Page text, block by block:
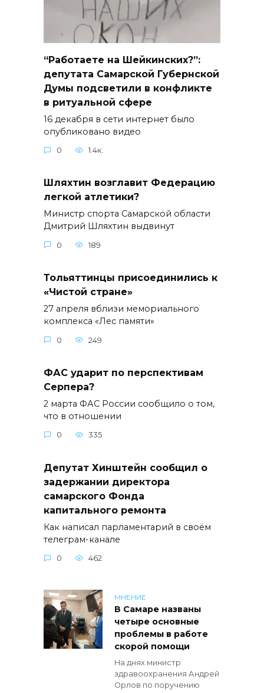
“Работаете на Шейкинских?”:
депутата Самарской Губернской
Думы подсветили в конфликте
в ритуальной сфере
16 декабря в сети интернет было
опубликовано видео
0 1.4к.
Шляхтин возглавит Федерацию
легкой атлетики?
Министр спорта Самарской области
Дмитрий Шляхтин выдвинут
0 189
Тольяттинцы присоединились к
«Чистой стране»
27 апреля вблизи мемориального
комплекса «Лес памяти»
0 249
ФАС ударит по перспективам
Серпера?
2 марта ФАС России сообщило о том,
что в отношении
0 335
Депутат Хинштейн сообщил о
задержании директора
самарского Фонда
капитального ремонта
Как написал парламентарий в своём
телеграм-канале
0 462
МНЕНИЕ
В Самаре названы
четыре основные
проблемы в работе
скорой помощи
На днях министр
здравоохранения Андрей
Орлов по поручению